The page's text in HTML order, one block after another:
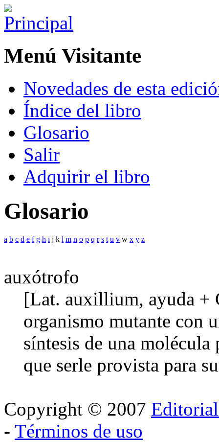
Menú Visitante
Novedades de esta
Índice del libro
Glosario
Salir
Adquirir el libro
Glosario
a b c d e f g h i j k l m n o p q r s t u v w x y z
auxótrofo
[Lat. auxillium, ayuda +
organismo mutante con
síntesis de una
que serle provista para
Copyright © 2007
- Términos de uso